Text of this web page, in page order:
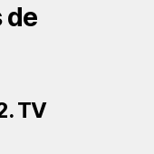
de
TV